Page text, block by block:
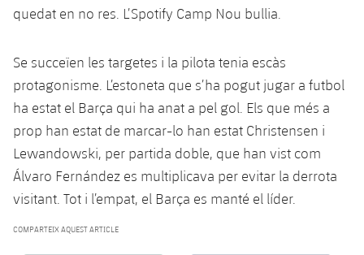
quedat en no res. L’Spotify Camp Nou bullia.
Se succeïen les targetes i la pilota tenia escàs
protagonisme. L’estoneta que s’ha pogut jugar a futbol
ha estat el Barça qui ha anat a pel gol. Els que més a
prop han estat de marcar-lo han estat Christensen i
Lewandowski, per partida doble, que han vist com
Álvaro Fernández es multiplicava per evitar la derrota
visitant. Tot i l’empat, el Barça es manté el líder.
COMPARTEIX AQUEST ARTICLE